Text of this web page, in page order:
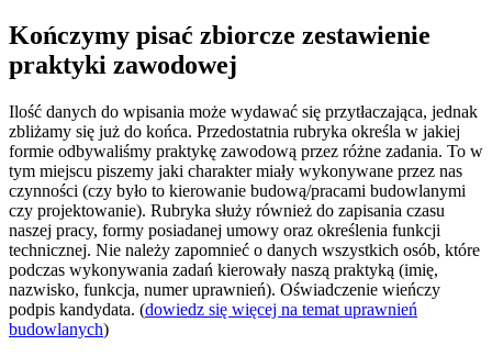
Kończymy pisać zbiorcze zestawienie
praktyki zawodowej
Ilość danych do wpisania może wydawać się przytłaczająca, jednak
zbliżamy się już do końca. Przedostatnia rubryka określa w jakiej
formie odbywaliśmy praktykę zawodową przez różne zadania. To w
tym miejscu piszemy jaki charakter miały wykonywane przez nas
czynności (czy było to kierowanie budową/pracami budowlanymi
czy projektowanie). Rubryka służy również do zapisania czasu
naszej pracy, formy posiadanej umowy oraz określenia funkcji
technicznej. Nie należy zapomnieć o danych wszystkich osób, które
podczas wykonywania zadań kierowały naszą praktyką (imię,
nazwisko, funkcja, numer uprawnień). Oświadczenie wieńczy
podpis kandydata. (dowiedz się więcej na temat uprawnień
budowlanych)